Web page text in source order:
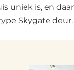
uniek is, en
Skygate